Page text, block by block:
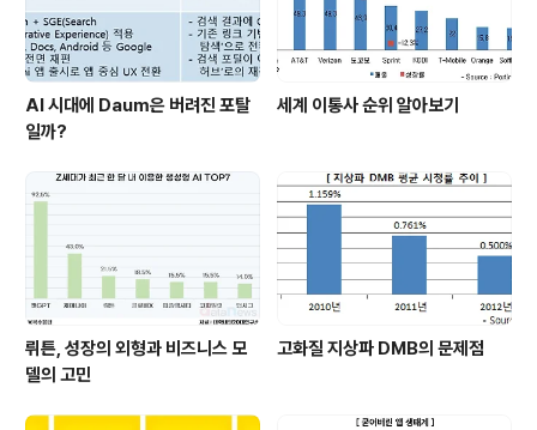
AI 시대에 Daum은 버려진 포탈
일까?
세계 이통사 순위 알아보기
뤼튼, 성장의 외형과 비즈니스 모
델의 고민
고화질 지상파 DMB의 문제점